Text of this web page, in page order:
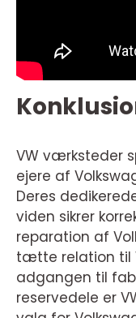
VW værksteder
ejere af
Deres
viden sikrer
reparation af
tætte relation til
adgangen til
reservedele er